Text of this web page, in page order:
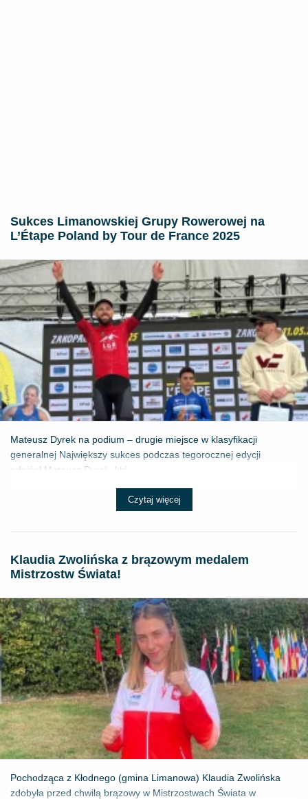
Sukces Limanowskiej Grupy Rowerowej na
L’Étape Poland by Tour de France 2025
Mateusz Dyrek na podium – drugie miejsce w klasyfikacji
generalnej Największy sukces podczas tegorocznej edycji
odniósł Mateusz Dyrek, któ...
Czytaj więcej
Klaudia Zwolińska z brązowym medalem
Mistrzostw Świata!
Pochodząca z Kłodnego (gmina Limanowa) Klaudia Zwolińska
zdobyła przed chwilą brązowy w Mistrzostwach Świata w